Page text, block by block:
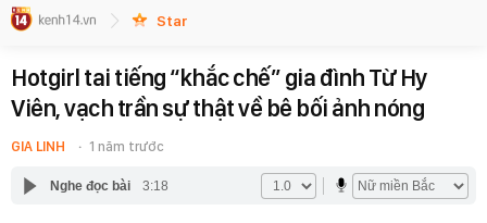
Star
Hotgirl tai tiếng “khắc chế” gia đình Từ Hy
Viên, vạch trần sự thật về bê bối ảnh nóng
GIA LINH 1 năm trước
Nghe đọc bài 3:18